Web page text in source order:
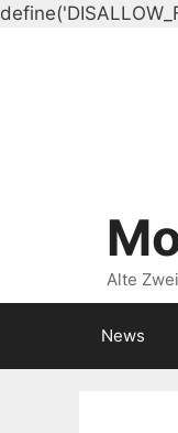
Alte
News